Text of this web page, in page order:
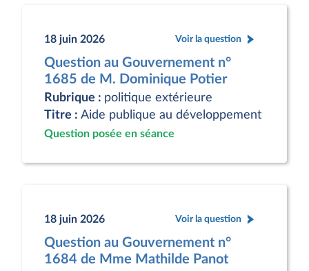
18 juin 2026 Voir la question
Question au Gouvernement n°
1685 de M. Dominique Potier
Rubrique : politique extérieure
Titre : Aide publique au développement
Question posée en séance
18 juin 2026 Voir la question
Question au Gouvernement n°
1684 de Mme Mathilde Panot